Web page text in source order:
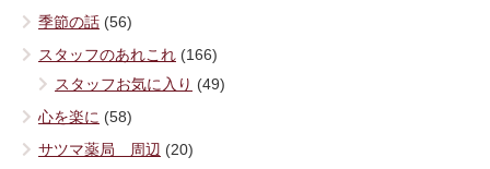
季節の話 (56)
スタッフのあれこれ (166)
スタッフお気に入り (49)
心を楽に (58)
サツマ薬局 周辺 (20)